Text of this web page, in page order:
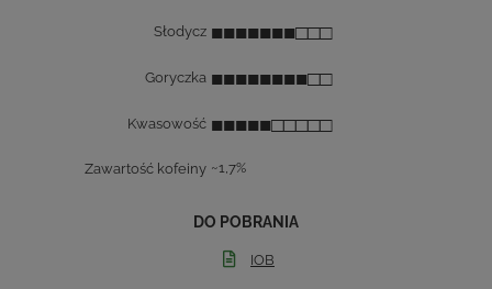
Słodycz ■■■■■■■□□□
Goryczka ■■■■■■■■□□
Kwasowość ■■■■■□□□□□
Zawartość kofeiny ~1,7%
DO POBRANIA
IOB